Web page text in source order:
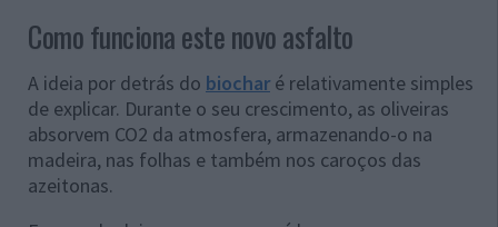
Como funciona este novo asfalto
A ideia por detrás do biochar é relativamente simples
de explicar. Durante o seu crescimento, as oliveiras
absorvem CO2 da atmosfera, armazenando-o na
madeira, nas folhas e também nos caroços das
azeitonas.